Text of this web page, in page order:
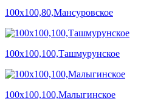
100х100,80,Мансуровское
100х100,100,Ташмурунское
100х100,100,Малыгинское